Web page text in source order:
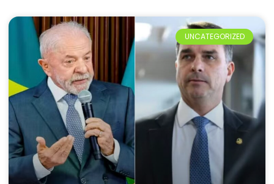
UNCATEGORIZED